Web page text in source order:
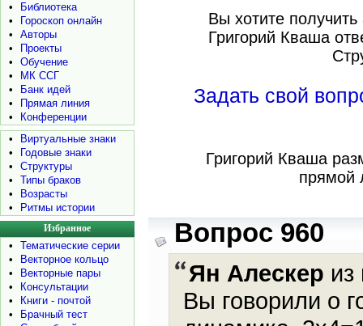
•
Библиотека
•
Гороскоп онлайн
•
Авторы
•
Проекты
•
Обучение
•
МК ССГ
•
Банк идей
•
Прямая линия
•
Конференции
•
Виртуальные знаки
•
Годовые знаки
•
Структуры
•
Типы браков
•
Возрасты
•
Ритмы истории
Избранное
•
Тематические серии
•
Векторное кольцо
•
Векторные пары
•
Консультации
•
Книги - почтой
•
Брачный тест
Вы хотите
Григорий Кваша
Задать свой
Григорий Кваша
прямой
Вопрос 960
Ян Алескер из
Вы говорили о